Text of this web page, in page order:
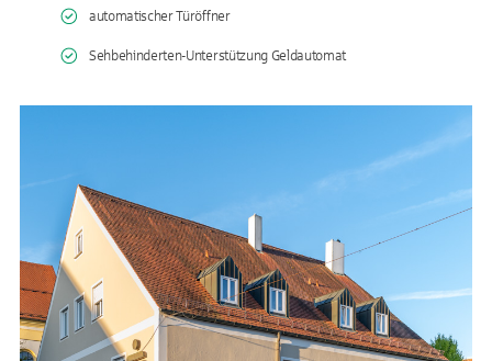
automatischer Türöffner
Sehbehinderten-Unterstützung Geldautomat